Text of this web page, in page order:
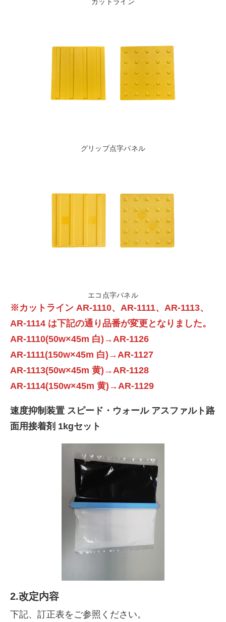
グリップ点字パネル
エコ点字パネル
※カットライン AR-1110、AR-1111、AR-1113、
AR-1114 は下記の通り品番が変更となりました。
AR-1110(50w×45m 白)→AR-1126
AR-1111(150w×45m 白)→AR-1127
AR-1113(50w×45m 黄)→AR-1128
AR-1114(150w×45m 黄)→AR-1129
速度抑制装置 スピード・ウォール アスファルト路
面用接着剤 1kgセット
2.改定内容
下記、訂正表をご参照ください。